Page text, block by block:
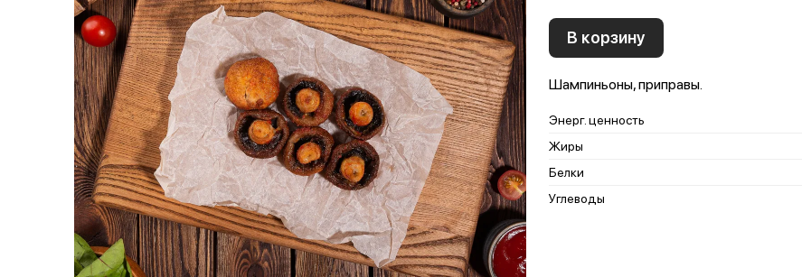
В корзину
Шампиньоны, приправы.
Энерг. ценность
Жиры
Белки
Углеводы